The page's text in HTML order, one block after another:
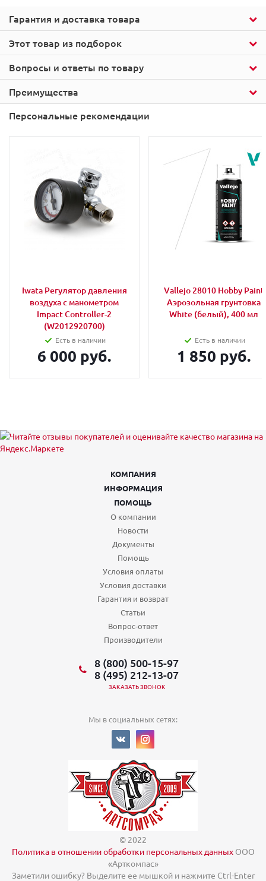
Этот товар из подборок
Гарантия и доставка товара
Вопросы и ответы по товару
Преимущества
Персональные рекомендации
Iwata Регулятор давления
воздуха с манометром
Impact Controller-2
(W2012920700)
Есть в наличии
6 000 руб.
Vallejo 28010 Hobby Paint
Аэрозольная грунтовка
White (белый), 400 мл
Есть в наличии
1 850 руб.
КОМПАНИЯ
ИНФОРМАЦИЯ
ПОМОЩЬ
О компании
Новости
Документы
Помощь
Условия оплаты
Условия доставки
Гарантия и возврат
Статьи
Вопрос-ответ
Производители
8 (800) 500-15-97
8 (495) 212-13-07
ЗАКАЗАТЬ ЗВОНОК
Мы в социальных сетях:
© 2022
Политика в отношении обработки персональных данныхООО
«Арткомпас»
Заметили ошибку? Выделите ее мышкой и нажмите Ctrl-Enter